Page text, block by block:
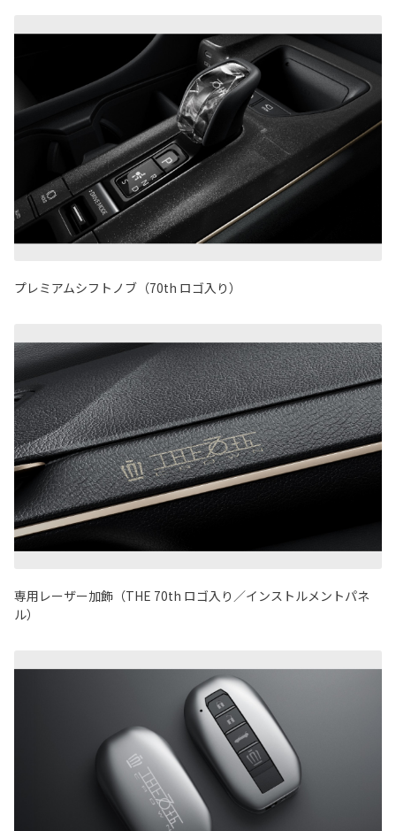
プレミアムシフトノブ（70th ロゴ入り）
専用レーザー加飾（THE 70th ロゴ入り／インストルメントパネ
ル）